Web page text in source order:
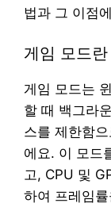
법과 그 이점
게임 모드
게임 모드는
할 때 백그라
스를 제한함
에요. 이 모드
고, CPU 및
하여 프레임